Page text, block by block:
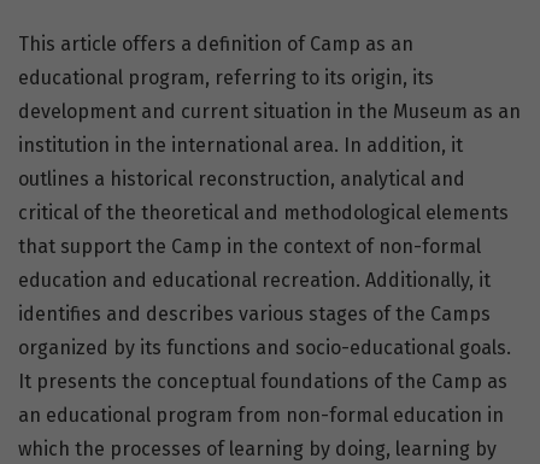
This article offers a definition of Camp as an
educational program, referring to its origin, its
development and current situation in the Museum as an
institution in the international area. In addition, it
outlines a historical reconstruction, analytical and
critical of the theoretical and methodological elements
that support the Camp in the context of non-formal
education and educational recreation. Additionally, it
identifies and describes various stages of the Camps
organized by its functions and socio-educational goals.
It presents the conceptual foundations of the Camp as
an educational program from non-formal education in
which the processes of learning by doing, learning by